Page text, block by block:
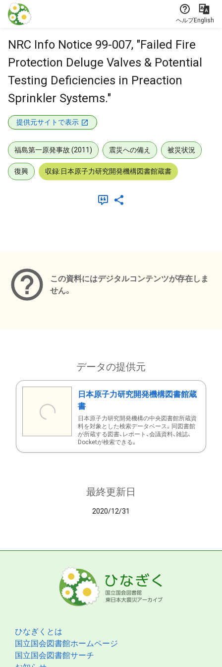
本文に飛ぶ
ヘルプEnglish
NRC Info Notice 99-007, "Failed Fire
Protection Deluge Valves & Potential
Testing Deficiencies in Preaction
Sprinkler Systems."
提供元サイトで表示
福島第一原発事故 (2011) 震災への備え 被災状況
復興 収録:日本原子力研究開発機構図書館蔵書
この資料にはデジタルコンテンツが存在しま
せん。
データの提供元
日本原子力研究開発機構図書館蔵
書
日本原子力研究開発機構の中央図書館所蔵資
料を対象とした検索データベース。同図書館
が所蔵する図書、レポート、会議資料、雑誌、
Docketが検索できる。
最終更新日
2020/12/31
ひなぎくとは
国立国会図書館ホームページ
国立国会図書館サーチ